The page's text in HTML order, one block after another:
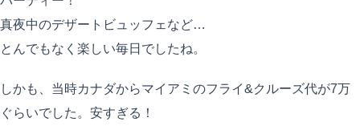
真夜中のデザートビュッフェなど…
とんでもなく楽しい毎日でしたね。
しかも、当時カナダからマイアミのフライ&クルーズ代が7万
ぐらいでした。安すぎる！